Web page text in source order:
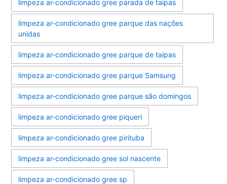
limpeza ar-condicionado gree parada de taipas
limpeza ar-condicionado gree parque das nações
unidas
limpeza ar-condicionado gree parque de taipas
limpeza ar-condicionado gree parque Samsung
limpeza ar-condicionado gree parque são domingos
limpeza ar-condicionado gree piqueri
limpeza ar-condicionado gree pirituba
limpeza ar-condicionado gree sol nascente
limpeza ar-condicionado gree sp